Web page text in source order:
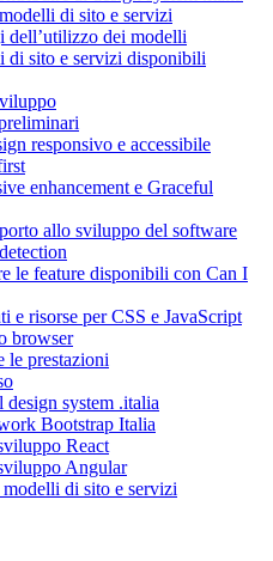
di sito e servizi
dell’utilizzo dei modelli
di sito e servizi disponibili
responsivo e accessibile
enhancement e Graceful
allo sviluppo del software
le feature disponibili con Can I
e risorse per CSS e JavaScript
browser
le prestazioni
system .italia
Bootstrap Italia
React
Angular
di sito e servizi